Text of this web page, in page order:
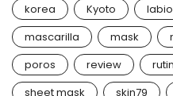
korea
Kyoto
mascarilla
mask
poros
review
sheet mask
skin79